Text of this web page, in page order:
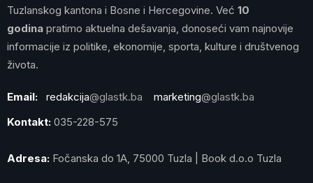
Tuzlanskog kantona i Bosne i Hercegovine. Već 10
godina pratimo aktuelna dešavanja, donoseći vam najnovije
informacije iz politike, ekonomije, sporta, kulture i društvenog
života.
Email: redakcija@glastk.ba marketing@glastk.ba
Kontakt: 035-228-575
Adresa: Fočanska do 1A, 75000 Tuzla | Book d.o.o Tuzla